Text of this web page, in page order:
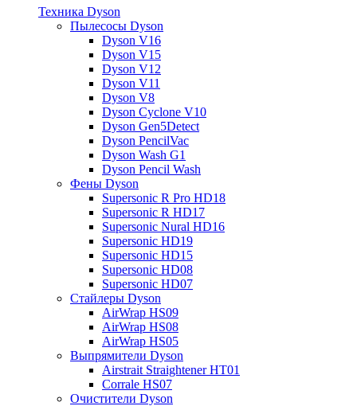
Техника Dyson
Пылесосы Dyson
Dyson V16
Dyson V15
Dyson V12
Dyson V11
Dyson V8
Dyson Cyclone V10
Dyson Gen5Detect
Dyson PencilVac
Dyson Wash G1
Dyson Pencil Wash
Фены Dyson
Supersonic R Pro HD18
Supersonic R HD17
Supersonic Nural HD16
Supersonic HD19
Supersonic HD15
Supersonic HD08
Supersonic HD07
Стайлеры Dyson
AirWrap HS09
AirWrap HS08
AirWrap HS05
Выпрямители Dyson
Airstrait Straightener HT01
Corrale HS07
Очистители Dyson